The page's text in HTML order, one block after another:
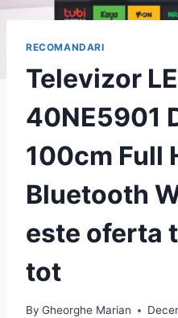
RECOMANDARI
Televizor
40NE5901
100cm Full
Bluetooth
este oferta
tot
By Gheorghe Marian